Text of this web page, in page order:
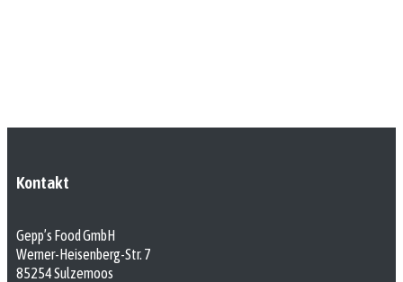
Kontakt
Gepp’s Food GmbH
Werner-Heisenberg-Str. 7
85254 Sulzemoos